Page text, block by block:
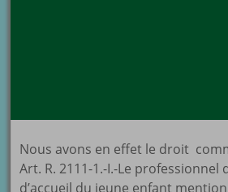
Nous avons en effet le droit
Art. R. 2111-1.-I.-Le professionnel
d’accueil du jeune enfant